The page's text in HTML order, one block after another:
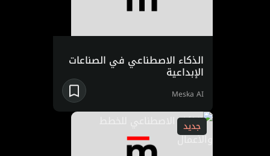
الذكاء الاصطناعي في الصناعات
الإبداعية
Meska AI
جديد